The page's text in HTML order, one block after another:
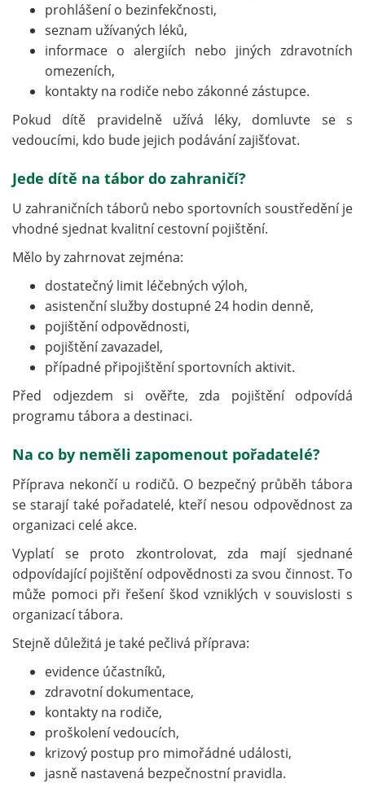
prohlášení o bezinfekčnosti,
seznam užívaných léků,
informace o alergiích nebo jiných zdravotních
omezeních,
kontakty na rodiče nebo zákonné zástupce.
Pokud dítě pravidelně užívá léky, domluvte se s
vedoucími, kdo bude jejich podávání zajišťovat.
Jede dítě na tábor do zahraničí?
U zahraničních táborů nebo sportovních soustředění je
vhodné sjednat kvalitní cestovní pojištění.
Mělo by zahrnovat zejména:
dostatečný limit léčebných výloh,
asistenční služby dostupné 24 hodin denně,
pojištění odpovědnosti,
pojištění zavazadel,
případné připojištění sportovních aktivit.
Před odjezdem si ověřte, zda pojištění odpovídá
programu tábora a destinaci.
Na co by neměli zapomenout pořadatelé?
Příprava nekončí u rodičů. O bezpečný průběh tábora
se starají také pořadatelé, kteří nesou odpovědnost za
organizaci celé akce.
Vyplatí se proto zkontrolovat, zda mají sjednané
odpovídající pojištění odpovědnosti za svou činnost. To
může pomoci při řešení škod vzniklých v souvislosti s
organizací tábora.
Stejně důležitá je také pečlivá příprava:
evidence účastníků,
zdravotní dokumentace,
kontakty na rodiče,
proškolení vedoucích,
krizový postup pro mimořádné události,
jasně nastavená bezpečnostní pravidla.